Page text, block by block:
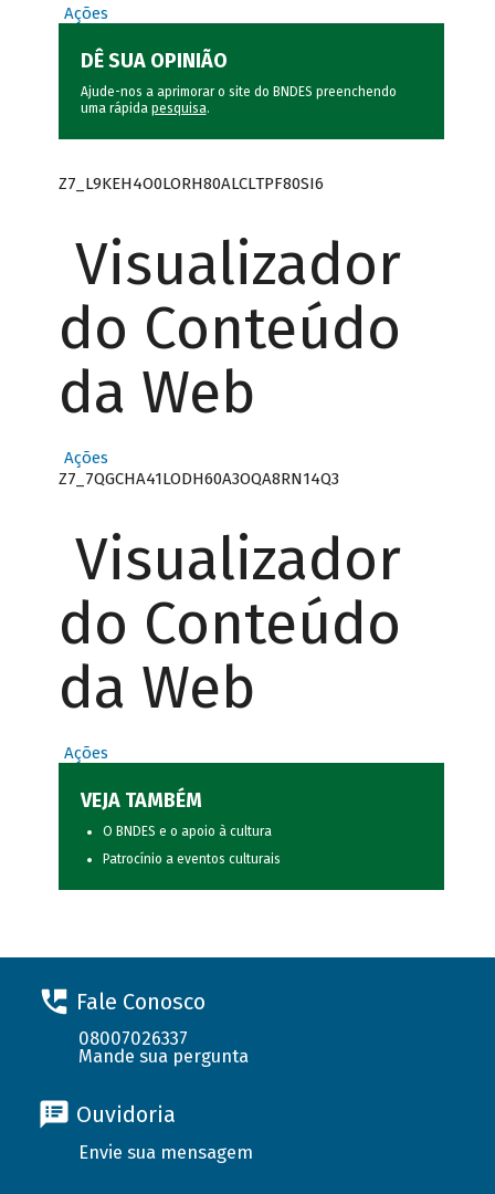
Ações
DÊ SUA OPINIÃO
Ajude-nos a aprimorar o site do BNDES preenchendo
uma rápida pesquisa.
Z7_L9KEH4O0LORH80ALCLTPF80SI6
Visualizador
do Conteúdo
da Web
Ações
Z7_7QGCHA41LODH60A3OQA8RN14Q3
Visualizador
do Conteúdo
da Web
Ações
VEJA TAMBÉM
O BNDES e o apoio à cultura
Patrocínio a eventos culturais
Fale Conosco
08007026337
Mande sua pergunta
Ouvidoria
Envie sua mensagem